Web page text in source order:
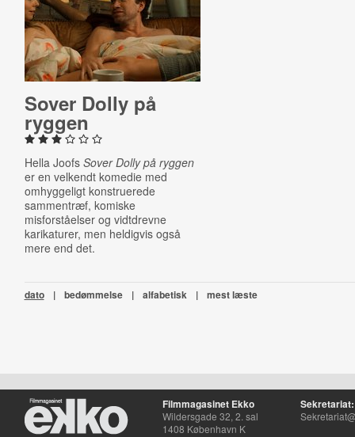
Sover Dolly på
ryggen
Hella Joofs Sover Dolly på ryggen
er en velkendt komedie med
omhyggeligt konstruerede
sammentræf, komiske
misforståelser og vidtdrevne
karikaturer, men heldigvis også
mere end det.
dato | bedømmelse | alfabetisk | mest læste
Filmmagasinet Ekko
Wildersgade 32, 2. sal
1408 København K
Sekretariat: